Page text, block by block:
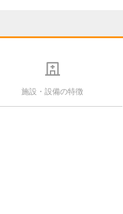
施設・設備の特徴